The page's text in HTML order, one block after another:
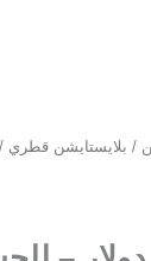
/ بلايستايشن قطري